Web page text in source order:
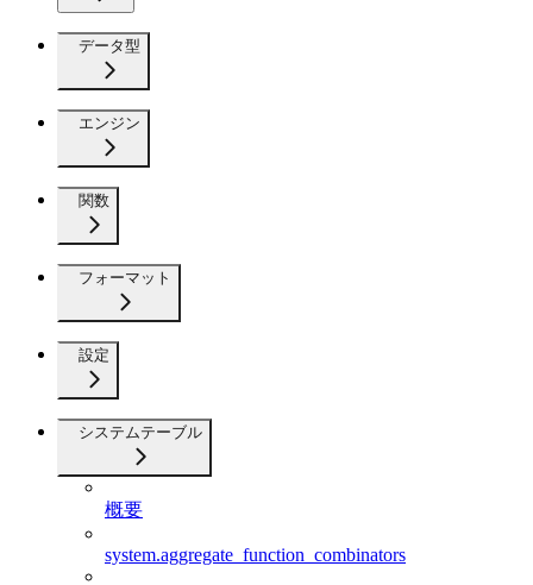
データ型
エンジン
関数
フォーマット
設定
システムテーブル
概要
system.aggregate_function_combinators